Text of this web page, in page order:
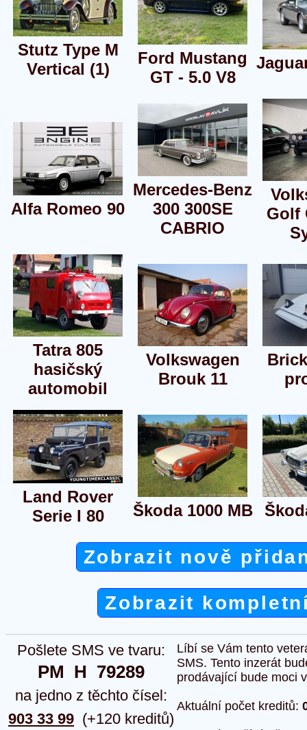
Stutz Type M
Vertical (1)
Ford Mustang
GT - 5.0 V8
Alfa Romeo 90
Mercedes-Benz
300 300SE
CABRIO
Golf
Tatra 805
hasičský
automobil
Volkswagen
Brouk 11
Land Rover
Serie I 80
Škoda 1000 MB
Zobrazit nově
Zobrazit
Pošlete SMS ve tvaru:
PM  H  79289
na jedno z těchto čísel:
903 33 99 (+120 kreditů)
Líbí se Vám tento
SMS. Tento inzerát
prodávající bude moci
Aktuální počet kreditů: